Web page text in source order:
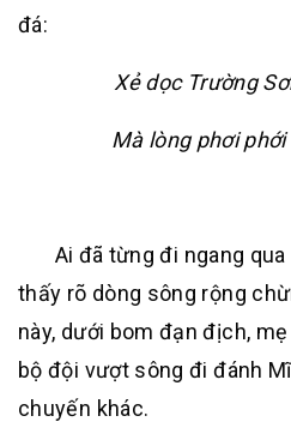
đá:
Xẻ dọc Trường
Mà lòng phơi
Ai đã từng đi ngang qua
thấy rõ dòng sông rộng
này, dưới bom đạn địch,
bộ đội vượt sông đi đánh
chuyến khác.